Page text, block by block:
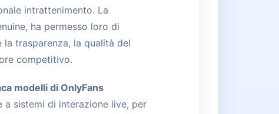
intrattenimento. La
ha permesso loro di
trasparenza, la qualità del
competitivo.
modelli di OnlyFans
sistemi di interazione live, per